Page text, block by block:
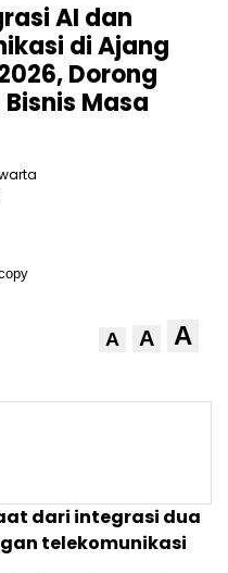
AI dan
di Ajang
Dorong
Masa
A A A
dari integrasi dua
telekomunikasi